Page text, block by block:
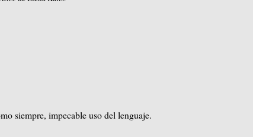
siempre, impecable uso del lenguaje.